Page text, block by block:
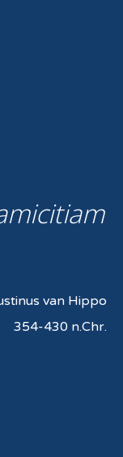
van Hippo
354-430 n.Chr.